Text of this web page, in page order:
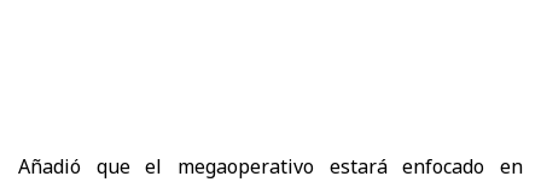
Añadió que el megaoperativo estará enfocado en